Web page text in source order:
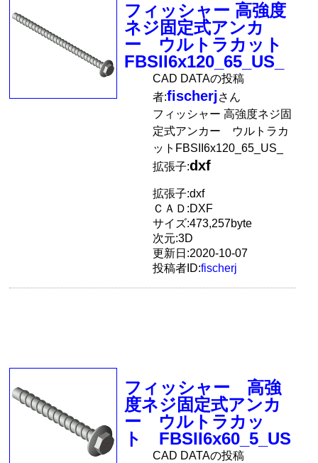
フィッシャー 高強度
ネジ固定式アンカ
ー ウルトラカット
FBSII6x120_65_US_
CAD DATAの投稿
者:fischerjさん
フィッシャー 高強度ネジ固
定式アンカー ウルトラカ
ットFBSII6x120_65_US_
拡張子:dxf
拡張子:dxf
ＣＡＤ:DXF
サイズ:473,257byte
次元:3D
更新日:2020-10-07
投稿者ID:fischerj
フィッシャー 高強
度ネジ固定式アンカ
ー ウルトラカッ
ト FBSII6x60_5_US
CAD DATAの投稿